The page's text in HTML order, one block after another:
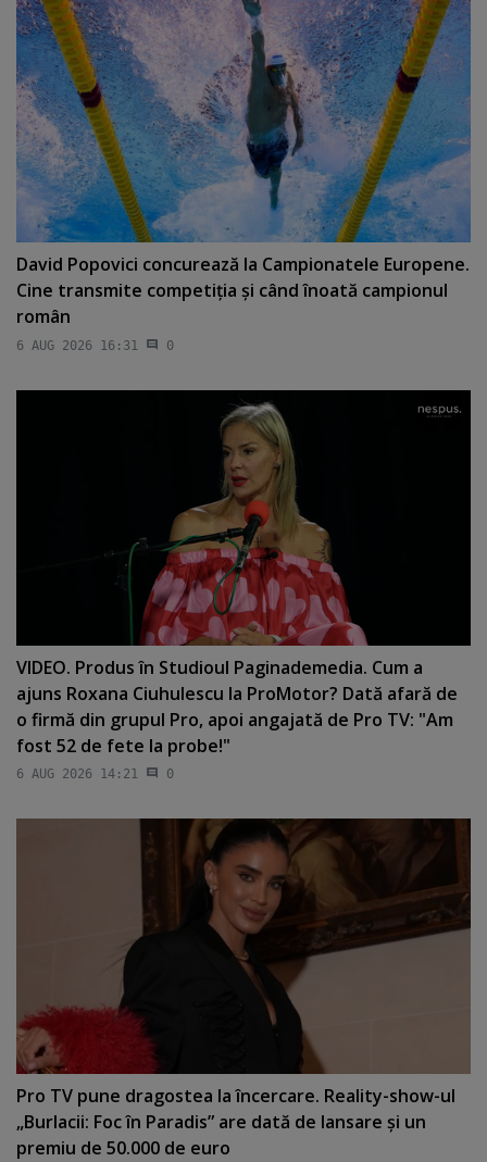
David Popovici concurează la Campionatele Europene.
Cine transmite competiţia şi când înoată campionul
român
6 AUG 2026 16:31 0
VIDEO. Produs în Studioul Paginademedia. Cum a
ajuns Roxana Ciuhulescu la ProMotor? Dată afară de
o firmă din grupul Pro, apoi angajată de Pro TV: "Am
fost 52 de fete la probe!"
6 AUG 2026 14:21 0
Pro TV pune dragostea la încercare. Reality-show-ul
„Burlacii: Foc în Paradis” are dată de lansare şi un
premiu de 50.000 de euro